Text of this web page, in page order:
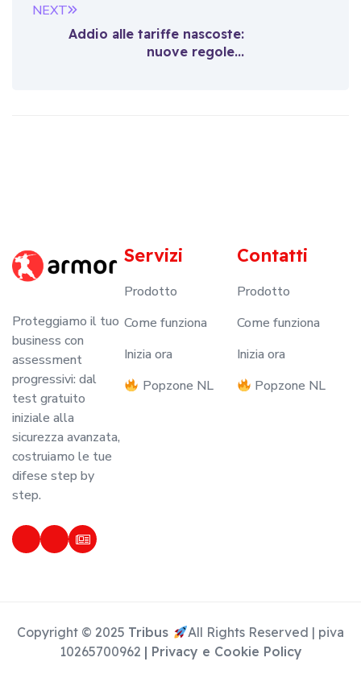
NEXT
Addio alle tariffe nascoste:
nuove regole...
Proteggiamo il tuo
business con
assessment
progressivi: dal
test gratuito
iniziale alla
sicurezza avanzata,
costruiamo le tue
difese step by
step.
Servizi
Prodotto
Come funziona
Inizia ora
Popzone NL
Contatti
Prodotto
Come funziona
Inizia ora
Popzone NL
Copyright © 2025 Tribus
All Rights Reserved | piva
10265700962 | Privacy e Cookie Policy